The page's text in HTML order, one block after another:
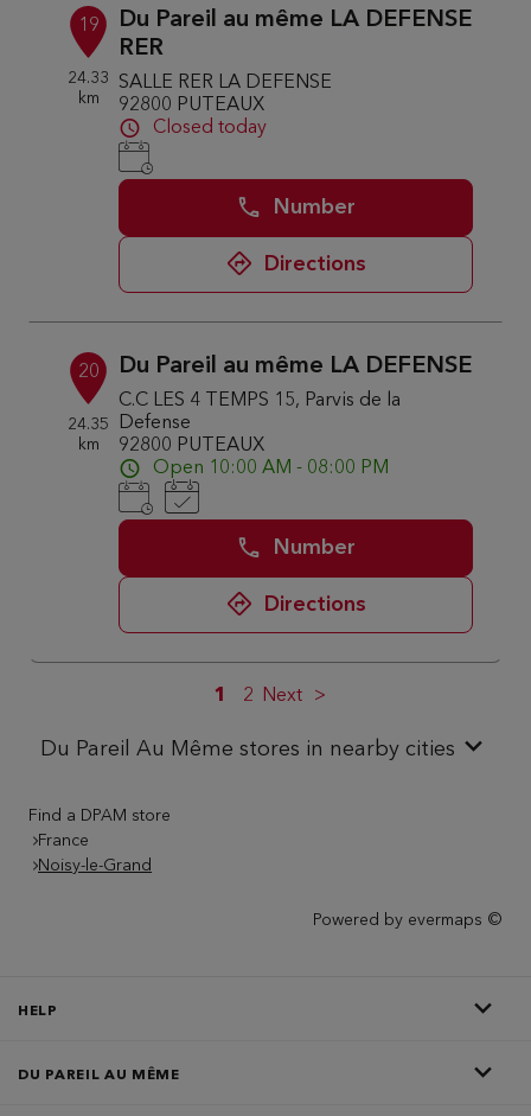
19
24.33
km
Du Pareil au même LA DEFENSE
RER
SALLE RER LA DEFENSE
92800 PUTEAUX
Closed today
Number
Directions
20
24.35
km
Du Pareil au même LA DEFENSE
C.C LES 4 TEMPS 15, Parvis de la
Defense
92800 PUTEAUX
Open 10:00 AM - 08:00 PM
Number
Directions
1 2 Next
Du Pareil Au Même stores in nearby cities
Find a DPAM store
France
Noisy-le-Grand
Powered by evermaps ©
HELP
DU PAREIL AU MÊME